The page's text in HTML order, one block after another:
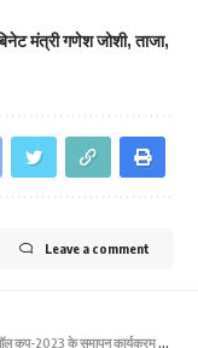
मंत्री गणेश जोशी,ताजा,
Leave a comment
कार्यक्रम में पहुंची खेल मंत्री रेखा आर्या, खिलाड़ियों का बढ़ाया हौसला